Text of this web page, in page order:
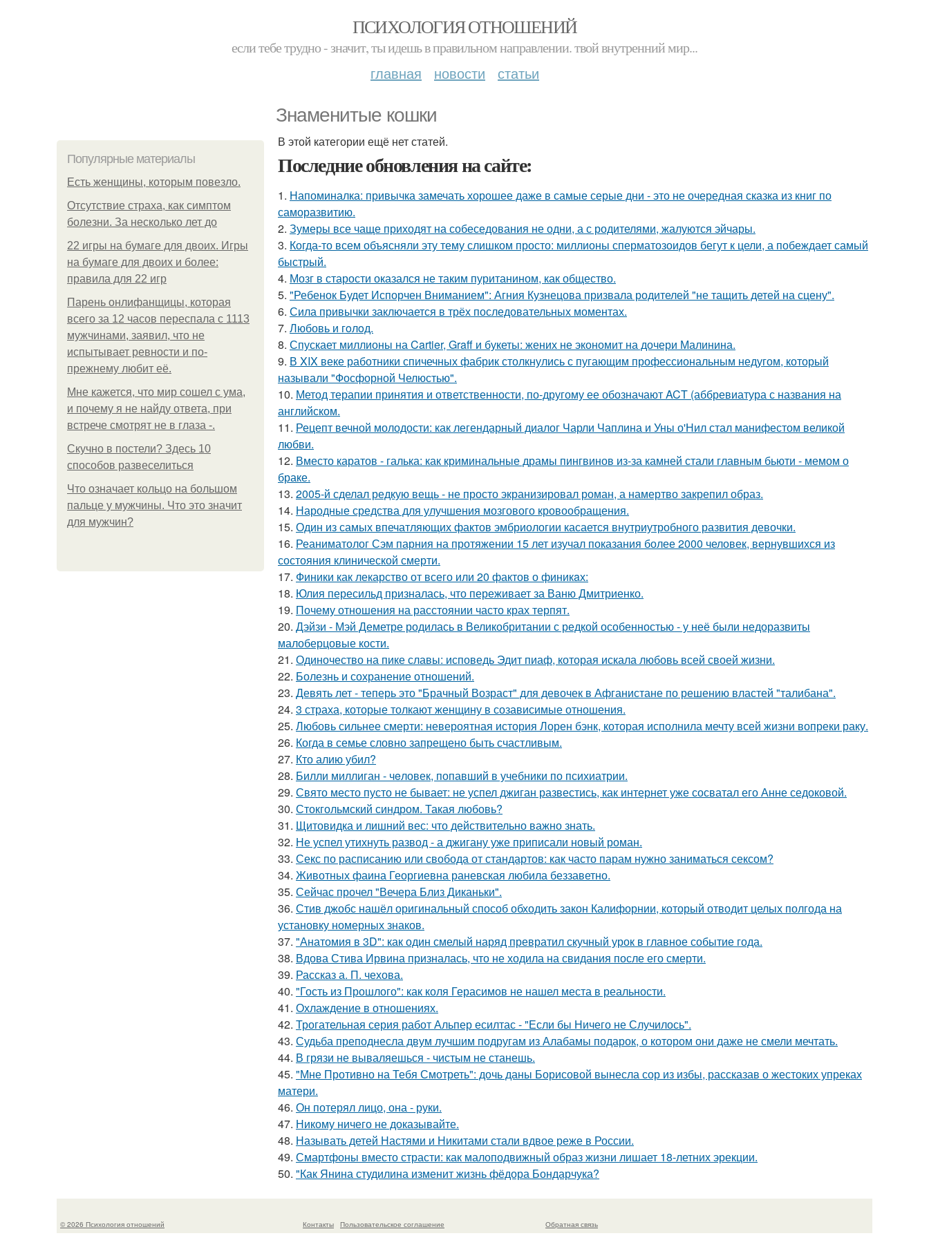
ПСИХОЛОГИЯ ОТНОШЕНИЙ
если тебе трудно - значит, ты идешь в правильном направлении. твой внутренний мир...
главная новости статьи
Знаменитые кошки
Популярные материалы
Есть женщины, которым повезло.
Отсутствие страха, как симптом
болезни. За несколько лет до
22 игры на бумаге для двоих. Игры
на бумаге для двоих и более:
правила для 22 игр
Парень онлифанщицы, которая
всего за 12 часов переспала с 1113
мужчинами, заявил, что не
испытывает ревности и по-
прежнему любит её.
Мне кажется, что мир сошел с ума,
и почему я не найду ответа, при
встрече смотрят не в глаза -.
Скучно в постели? Здесь 10
способов развеселиться
Что означает кольцо на большом
пальце у мужчины. Что это значит
для мужчин?
В этой категории ещё нет статей.
Последние обновления на сайте:
1. Напоминалка: привычка замечать хорошее даже в самые серые дни - это не очередная сказка из книг по
саморазвитию.
2. Зумеры все чаще приходят на собеседования не одни, а с родителями, жалуются эйчары.
3. Когда-то всем объясняли эту тему слишком просто: миллионы сперматозоидов бегут к цели, а побеждает самый
быстрый.
4. Мозг в старости оказался не таким пуританином, как общество.
5. "Ребенок Будет Испорчен Вниманием": Агния Кузнецова призвала родителей "не тащить детей на сцену".
6. Сила привычки заключается в трёх последовательных моментах.
7. Любовь и гoлoд.
8. Спускает миллионы на Cartier, Graff и букеты: жених не экономит на дочери Малинина.
9. В XIX веке работники спичечных фабрик столкнулись с пугающим профессиональным недугом, который
называли "Фосфорной Челюстью".
10. Метод терапии принятия и ответственности, по-другому ее обозначают ACT (аббревиатура с названия на
английском.
11. Рецепт вечной молодости: как легендарный диалог Чарли Чаплина и Уны о'Нил стал манифестом великой
любви.
12. Вместо каратов - галька: как криминальные драмы пингвинов из-за камней стали главным бьюти - мемом о
браке.
13. 2005-й сделал редкую вещь - не просто экранизировал роман, а намертво закрепил образ.
14. Народные средства для улучшения мозгового кровообращения.
15. Один из самых впечатляющих фактов эмбриологии касается внутриутробного развития девочки.
16. Реаниматолог Сэм парния на протяжении 15 лет изучал показания более 2000 человек, вернувшихся из
состояния клинической смерти.
17. Финики как лекарство от всего или 20 фактов о финикaх:
18. Юлия пересильд призналась, что переживает за Ваню Дмитриенко.
19. Почему отношения на расстоянии часто крах терпят.
20. Дэйзи - Мэй Деметре родилась в Великобритании с редкой особенностью - у неё были недоразвиты
малоберцовые кости.
21. Одиночество на пике славы: исповедь Эдит пиаф, которая искала любовь всей своей жизни.
22. Болезнь и сохранение отношений.
23. Девять лет - теперь это "Брачный Возраст" для девочек в Афганистане по решению властей "талибана".
24. 3 страха, которые толкают женщину в созависимые отношения.
25. Любовь сильнее смерти: невероятная история Лорен бэнк, которая исполнила мечту всей жизни вопреки раку.
26. Когда в семье словно запрещено быть счастливым.
27. Кто алию убил?
28. Билли миллиган - чeловек, попавший в учебники по психиатрии.
29. Свято место пусто не бывает: не успел джиган развестись, как интернет уже сосватал его Анне седоковой.
30. Стокгольмский синдром. Такая любовь?
31. Щитовидка и лишний вес: что действительно важно знать.
32. Не успел утихнуть развод - а джигану уже приписали новый роман.
33. Секс по расписанию или свобода от стандартов: как часто парам нужно заниматься сексом?
34. Животных фаина Георгиевна раневская любила беззаветно.
35. Сейчас прочел "Вечера Близ Диканьки".
36. Стив джобс нашёл оригинальный способ обходить закон Калифорнии, который отводит целых полгода на
установку номерных знаков.
37. "Анатомия в 3D": как один смелый наряд превратил скучный урок в главное событие года.
38. Вдова Стива Ирвина призналась, что не ходила на свидания после его смерти.
39. Рассказ а. П. чехова.
40. "Гость из Прошлого": как коля Герасимов не нашел места в реальности.
41. Охлаждение в отношениях.
42. Трогательная серия работ Альпер есилтас - "Если бы Ничего не Случилось".
43. Судьба преподнесла двум лучшим подругам из Алабамы подарок, о котором они даже не смели мечтать.
44. В грязи не вываляешься - чистым не станешь.
45. "Мне Противно на Тебя Смотреть": дочь даны Борисовой вынесла сор из избы, рассказав о жестоких упреках
матери.
46. Он потерял лицо, она - руки.
47. Никому ничего не доказывайте.
48. Называть детей Настями и Никитами стали вдвое реже в России.
49. Смартфоны вместо страсти: как малоподвижный образ жизни лишает 18-летних эрекции.
50. "Как Янина студилина изменит жизнь фёдора Бондарчука?
© 2026 Психология отношений Контакты
Пользовательское соглашение
Обратная связь